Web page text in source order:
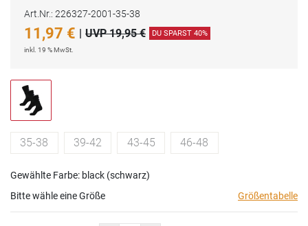
Art.Nr.: 226327-2001-35-38
11,97 € | UVP 19,95 € DU SPARST 40%
inkl. 19 % MwSt.
35-38 39-42 43-45 46-48
Gewählte Farbe: black (schwarz)
Bitte wähle eine Größe
Größentabelle